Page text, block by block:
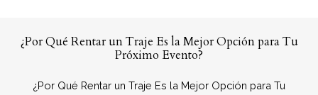
¿Por Qué Rentar un Traje Es la Mejor Opción para Tu
Próximo Evento?
¿Por Qué Rentar un Traje Es la Mejor Opción para Tu